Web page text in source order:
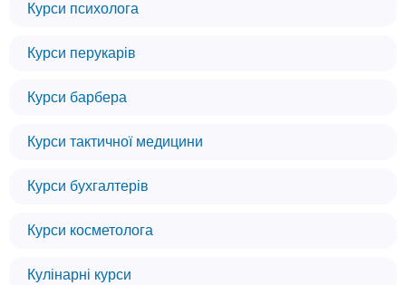
Курси психолога
Курси перукарів
Курси барбера
Курси тактичної медицини
Курси бухгалтерів
Курси косметолога
Кулінарні курси